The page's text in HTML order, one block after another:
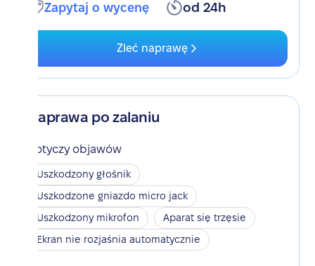
Zapytaj o wycenę od 24h
Zleć naprawę
Naprawa po zalaniu
Dotyczy objawów
Uszkodzony głośnik
Uszkodzone gniazdo micro jack
Uszkodzony mikrofon
Aparat się trzęsie
Ekran nie rozjaśnia automatycznie